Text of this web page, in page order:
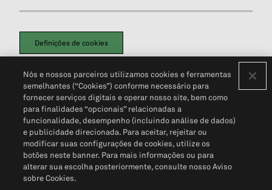
Definições de cookies
Política de PrivacidadePortal de privacidade do cliente (em inglês)
Não Venda Minhas Informações Pessoais© 2026 S&P Global
Nós e nossos parceiros utilizamos cookies e ferramentas
semelhantes (“Cookies”) conforme necessário para
fornecer serviços digitais e operar nosso site, bem como
para finalidades “opcionais” relacionadas a
funcionalidade, desempenho (incluindo análise de dados)
e publicidade direcionada. Para aceitar, rejeitar ou
modificar suas configurações de cookies, utilize os
botões neste banner. Para mais informações ou para
alterar sua escolha posteriormente, consulte nosso Aviso
sobre Cookies.